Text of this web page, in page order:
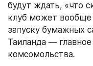
будут ждать, «что
клуб может
запуску бумажных
Таиланда — главное
комсомольства.